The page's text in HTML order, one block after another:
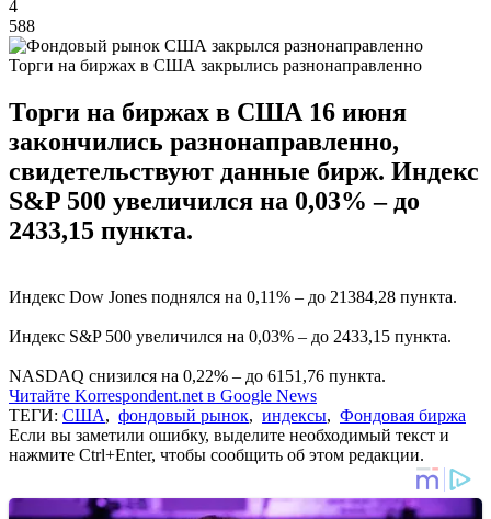
4
588
Торги на биржах в США закрылись разнонаправленно
Торги на биржах в США 16 июня
закончились разнонаправленно,
свидетельствуют данные бирж. Индекс
S&P 500 увеличился на 0,03% – до
2433,15 пункта.
Индекс Dow Jones поднялся на 0,11% – до 21384,28 пункта.
Индекс S&P 500 увеличился на 0,03% – до 2433,15 пункта.
NASDAQ снизился на 0,22% – до 6151,76 пункта.
Читайте Korrespondent.net в Google News
ТЕГИ: США, фондовый рынок, индексы, Фондовая биржа
Если вы заметили ошибку, выделите необходимый текст и
нажмите Ctrl+Enter, чтобы сообщить об этом редакции.